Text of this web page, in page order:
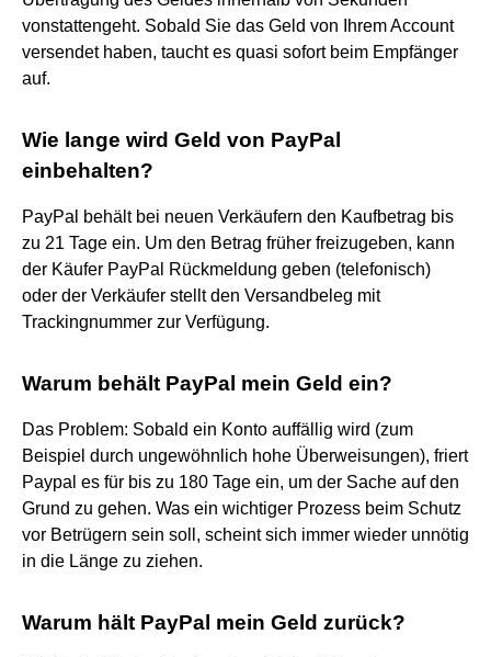
vonstattengeht. Sobald Sie das Geld von Ihrem Account
versendet haben, taucht es quasi sofort beim Empfänger
auf.
Wie lange wird Geld von PayPal
einbehalten?
PayPal behält bei neuen Verkäufern den Kaufbetrag bis
zu 21 Tage ein. Um den Betrag früher freizugeben, kann
der Käufer PayPal Rückmeldung geben (telefonisch)
oder der Verkäufer stellt den Versandbeleg mit
Trackingnummer zur Verfügung.
Warum behält PayPal mein Geld ein?
Das Problem: Sobald ein Konto auffällig wird (zum
Beispiel durch ungewöhnlich hohe Überweisungen), friert
Paypal es für bis zu 180 Tage ein, um der Sache auf den
Grund zu gehen. Was ein wichtiger Prozess beim Schutz
vor Betrügern sein soll, scheint sich immer wieder unnötig
in die Länge zu ziehen.
Warum hält PayPal mein Geld zurück?